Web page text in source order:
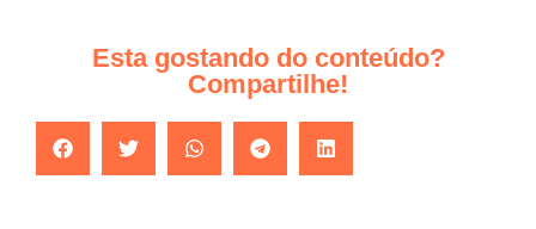
Esta gostando do conteúdo?
Compartilhe!